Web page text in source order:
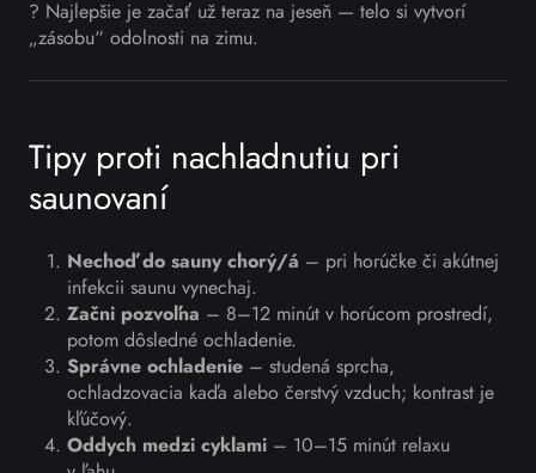
? Najlepšie je začať už teraz na jeseň — telo si vytvorí
„zásobu“ odolnosti na zimu.
Tipy proti nachladnutiu pri
saunovaní
Nechoď do sauny chorý/á – pri horúčke či akútnej
infekcii saunu vynechaj.
Začni pozvoľna – 8–12 minút v horúcom prostredí,
potom dôsledné ochladenie.
Správne ochladenie – studená sprcha,
ochladzovacia kaďa alebo čerstvý vzduch; kontrast je
kľúčový.
Oddych medzi cyklami – 10–15 minút relaxu